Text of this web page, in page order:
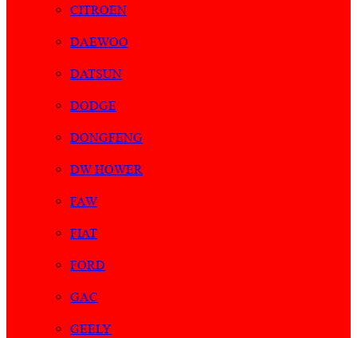
CITROEN
DAEWOO
DATSUN
DODGE
DONGFENG
DW HOWER
FAW
FIAT
FORD
GAC
GEELY